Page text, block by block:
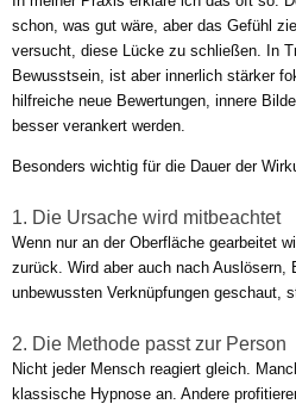
schon, was gut wäre, aber das Gefühl
versucht, diese Lücke zu schließen. In
Bewusstsein, ist aber innerlich stärker
hilfreiche neue Bewertungen, innere
besser verankert werden.
Besonders wichtig für die Dauer der
1. Die Ursache wird mitbeachtet
Wenn nur an der Oberfläche gearbeitet
zurück. Wird aber auch nach Auslösern,
unbewussten Verknüpfungen geschaut,
2. Die Methode passt zur Person
Nicht jeder Mensch reagiert gleich.
klassische Hypnose an. Andere